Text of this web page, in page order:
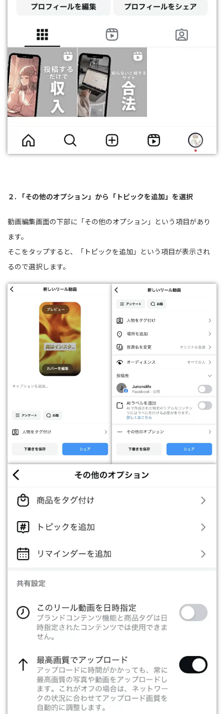
２. 「その他のオプション」から「トピックを追加」を選択
動画編集画面の下部に「その他のオプション」という項目があり
ます。
そこをタップすると、「トピックを追加」という項目が表示され
るので選択します。